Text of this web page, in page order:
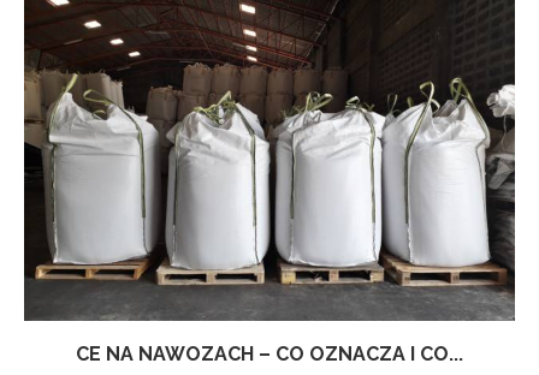
CE NA NAWOZACH – CO OZNACZA I CO...